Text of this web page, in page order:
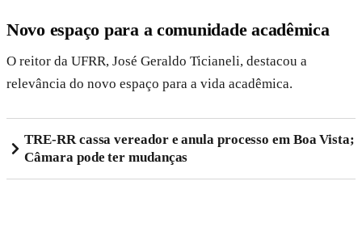
Novo espaço para a comunidade acadêmica
O reitor da UFRR, José Geraldo Ticianeli, destacou a
relevância do novo espaço para a vida acadêmica.
TRE-RR cassa vereador e anula processo em Boa Vista;
Câmara pode ter mudanças